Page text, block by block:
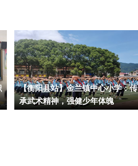
【衡阳县站】金兰镇中心小学：传
承武术精神，强健少年体魄